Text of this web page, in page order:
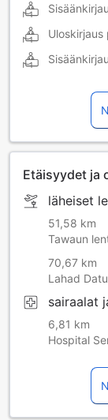
Etäisyydet ja
läheiset
51,58 km
Tawaun
70,67 km
Lahad
sairaalat
6,81 km
Hospital